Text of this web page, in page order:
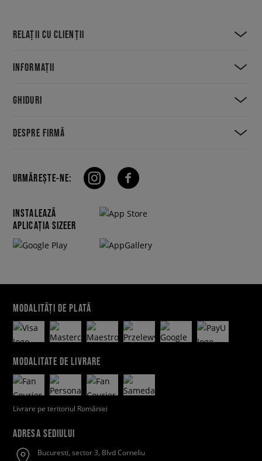
RELAȚII CU CLIENȚII
INFORMAȚII
GHIDURI
DESPRE FIRMĂ
URMĂREȘTE-NE:
INSTALEAZĂ
APLICAȚIA SIZEER
MODALITĂȚI DE PLATĂ
MODALITATE DE LIVRARE
Livrare pe teritoriul României
ADRESA SEDIULUI
Bucuresti, sector 3, Blvd Corneliu